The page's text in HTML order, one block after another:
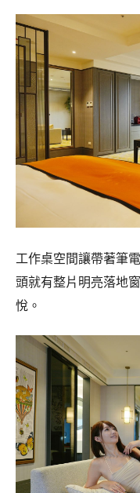
工作桌空間讓帶著筆
頭就有整片明亮落地
悅。